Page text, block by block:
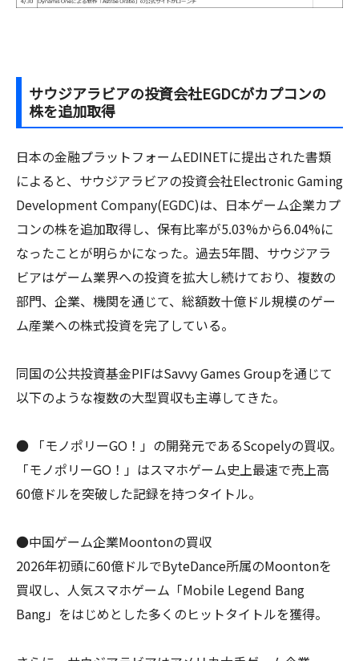
サウジアラビアの投資会社EGDCがカプコンの
株を追加取得
日本の金融プラットフォームEDINETに提出された書類
によると、サウジアラビアの投資会社Electronic Gaming
Development Company(EGDC)は、日本ゲーム企業カプ
コンの株を追加取得し、保有比率が5.03%から6.04%に
なったことが明らかになった。過去5年間、サウジアラ
ビアはゲーム業界への投資を拡大し続けており、複数の
部門、企業、機関を通じて、総額数十億ドル規模のゲー
ム産業への株式投資を完了している。
同国の公共投資基金PIFはSavvy Games Groupを通じて
以下のような複数の大型買収も主導してきた。
● 「モノポリーGO！」の開発元であるScopelyの買収。
「モノポリーGO！」はスマホゲーム史上最速で売上高
60億ドルを突破した記録を持つタイトル。
●中国ゲーム企業Moontonの買収
2026年初頭に60億ドルでByteDance所属のMoontonを
買収し、人気スマホゲーム「Mobile Legend Bang
Bang」をはじめとした多くのヒットタイトルを獲得。